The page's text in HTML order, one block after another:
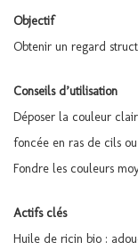
Objectif
Obtenir un regard
Conseils d’utilisation
Déposer la couleur
foncée en ras de cils
Fondre les couleurs
Actifs clés
Huile de ricin bio :